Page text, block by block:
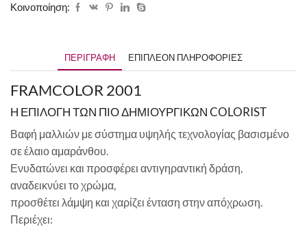
Κοινοποίηση:
ΠΕΡΙΓΡΑΦΉ ΕΠΙΠΛΈΟΝ ΠΛΗΡΟΦΟΡΊΕΣ
FRAMCOLOR 2001
Η ΕΠΙΛΟΓΗ ΤΩΝ ΠΙΟ ΔΗΜΙΟΥΡΓΙΚΩΝ COLORIST
Βαφή μαλλιών με σύστημα υψηλής τεχνολογίας βασισμένο
σε έλαιο αμαράνθου.
Ενυδατώνει και προσφέρει αντιγηραντική δράση,
αναδεικνύει το χρώμα,
προσθέτει λάμψη και χαρίζει ένταση στην απόχρωση.
Περιέχει: